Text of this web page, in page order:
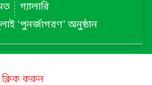
গ্যালারি
'পুনর্জাগরণ' অনুষ্ঠান
ক্লিক করুন